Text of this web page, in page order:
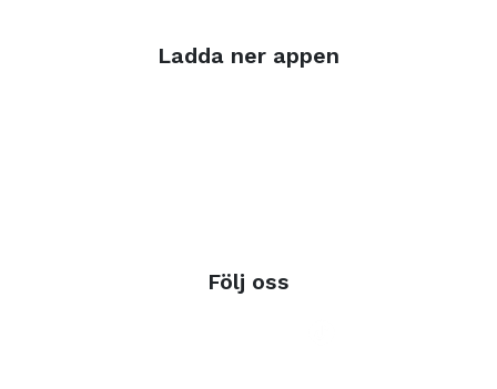
Ladda ner appen
Följ oss